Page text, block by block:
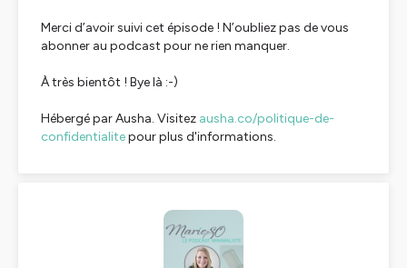
Merci d’avoir suivi cet épisode ! N’oubliez pas de vous
abonner au podcast pour ne rien manquer.
À très bientôt ! Bye là :-)
Hébergé par Ausha. Visitez ausha.co/politique-de-
confidentialitepour plus d'informations.